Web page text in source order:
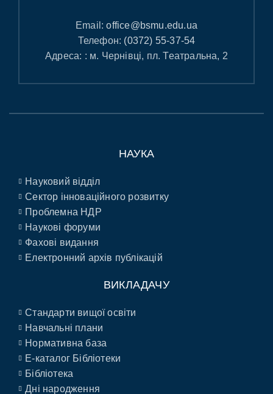
Email:office@bsmu.edu.ua
Телефон: (0372) 55-37-54
Адреса: : м. Чернівці, пл. Театральна, 2
НАУКА
Науковий відділ
Сектор інноваційного розвитку
Проблемна НДР
Наукові форуми
Фахові видання
Електронний архів публікацій
ВИКЛАДАЧУ
Стандарти вищої освіти
Навчальні плани
Нормативна база
E-каталог Бібліотеки
Бібліотека
Дні народження